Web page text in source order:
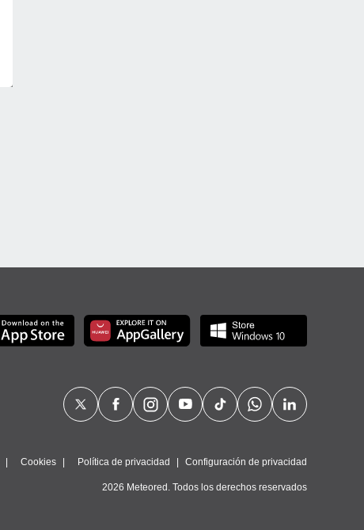
Cookies Política de privacidad Configuración de privacidad
2026 Meteored. Todos los derechos reservados